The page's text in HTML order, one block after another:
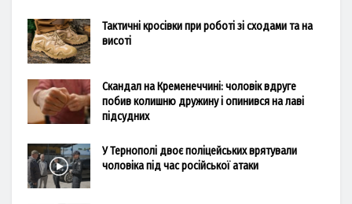
Тактичні кросівки при роботі зі сходами та на
висоті
Скандал на Кременеччині: чоловік вдруге
побив колишню дружину і опинився на лаві
підсудних
У Тернополі двоє поліцейських врятували
чоловіка під час російської атаки